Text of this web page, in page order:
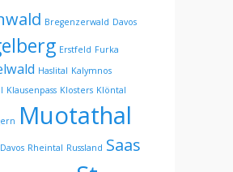
Bregenzerwald Davos
Erstfeld Furka
Haslital Kalymnos
Klausenpass Klosters Klöntal
Muotathal
Rheintal Russland Saas